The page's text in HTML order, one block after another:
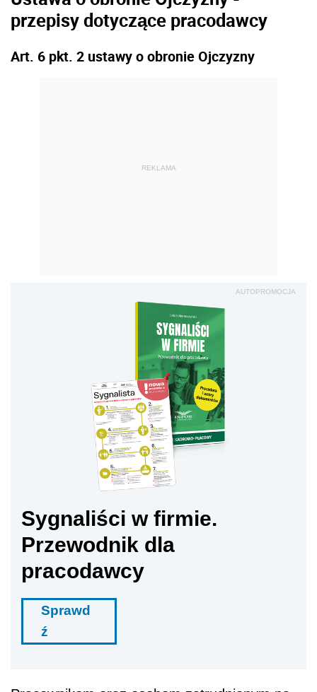
przepisy dotyczące pracodawcy
Art. 6 pkt. 2 ustawy o obronie Ojczyzny
REKLAMA
AUTOPROMOCJA
Sygnaliści w firmie.
Przewodnik dla
pracodawcy
Sprawd
ź